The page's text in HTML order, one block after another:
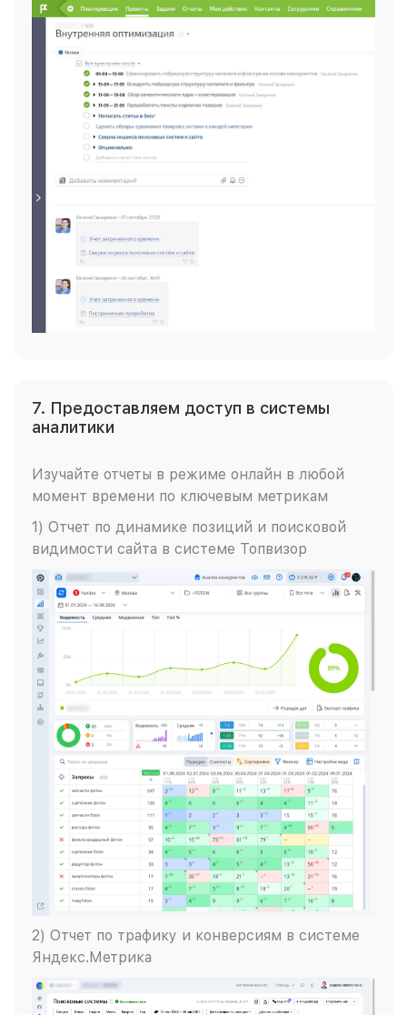
7. Предоставляем доступ в системы
аналитики
Изучайте отчеты в режиме онлайн в любой
момент времени по ключевым метрикам
1) Отчет по динамике позиций и поисковой
видимости сайта в системе Топвизор
2) Отчет по трафику и конверсиям в системе
Яндекс.Метрика